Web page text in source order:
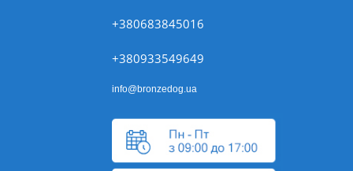
+380683845016
+380933549649
info@bronzedog.ua